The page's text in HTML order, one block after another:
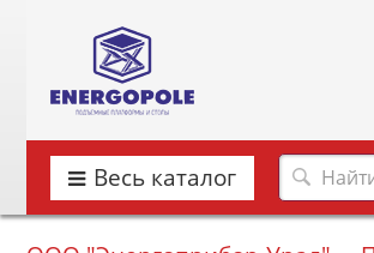
Весь каталог